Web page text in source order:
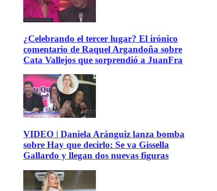
¿Celebrando el tercer lugar? El irónico
comentario de Raquel Argandoña sobre
Cata Vallejos que sorprendió a JuanFra
VIDEO | Daniela Aránguiz lanza bomba
sobre Hay que decirlo: Se va Gissella
Gallardo y llegan dos nuevas figuras